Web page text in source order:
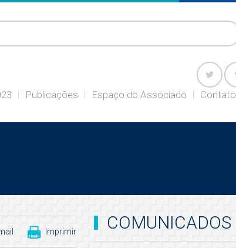
Publicações Espaço do Associado Contato
Imprimir COMUNICADOS